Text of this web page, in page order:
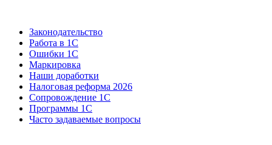
Законодательство
Работа в 1С
Ошибки 1С
Маркировка
Наши доработки
Налоговая реформа 2026
Сопровождение 1С
Программы 1С
Часто задаваемые вопросы